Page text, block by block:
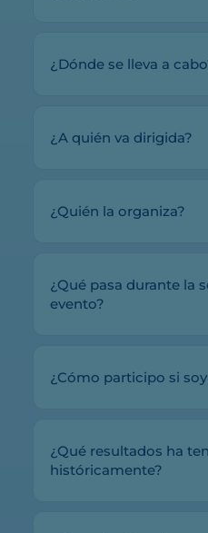
¿Dónde se lleva a
¿A quién va dirigida?
¿Quién la organiza?
¿Qué pasa durante la
evento?
¿Cómo participo si
¿Qué resultados ha
históricamente?